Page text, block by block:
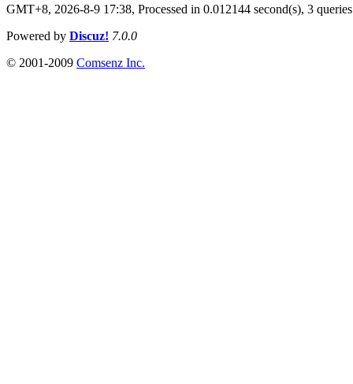
GMT+8, 2026-8-9 17:38, Processed in 0.012144 second(s), 3 queries
Powered by Discuz! 7.0.0
© 2001-2009 Comsenz Inc.